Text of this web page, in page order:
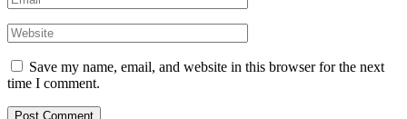
Save my name, email, and website in this browser for the next
time I comment.